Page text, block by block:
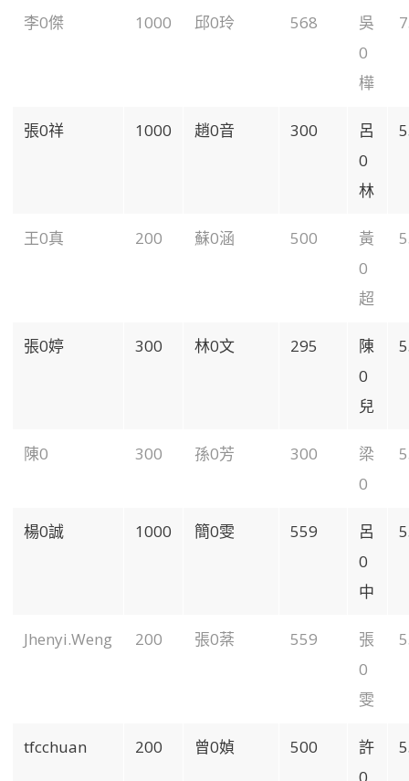
李0傑 1000 邱0玲 568
吳
0
樺
張0祥 1000 趙0音 300
呂
0
林
王0真 200 蘇0涵 500
黃
0
超
張0婷 300 林0文 295
陳
0
兒
陳0 300 孫0芳 300
梁
0
楊0誠 1000 簡0雯 559
呂
0
中
Jhenyi.Weng 200 張0棻 559
張
0
雯
tfcchuan 200 曾0媜 500
許